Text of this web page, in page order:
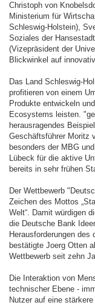
Christoph von
Ministerium für
Schleswig-Holstein),
Soziales der
(Vizepräsident der
Blickwinkel auf
Das Land Schleswig-
profitieren von einem
Produkte entwickeln
Ecosystems leisten.
herausragendes
Geschäftsführer Moritz
besonders der MBG
Lübeck für die aktive
bereits in sehr frühen
Der Wettbewerb
Zeichen des Mottos
Welt“. Damit würdigen
die Deutsche Bank
Herausforderungen des
bestätigte Joerg Otten
Wettbewerb seit zehn
Die Interaktion von
technischer Ebene -
Nutzer auf eine